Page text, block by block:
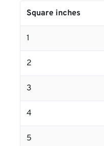
Square inches
1
2
3
4
5